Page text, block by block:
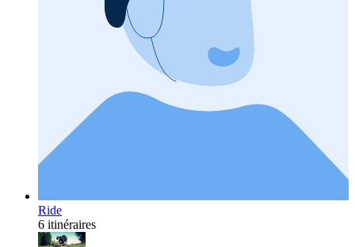
Ride
6 itinéraires